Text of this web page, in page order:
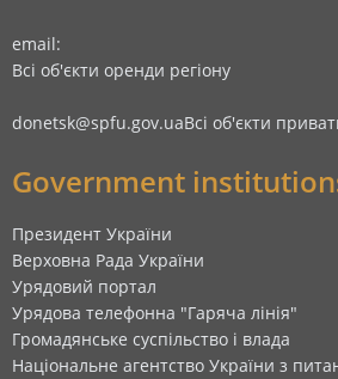
email:
Всі об'єкти оренди регіону
donetsk@spfu.gov.uaВсі об'єкти
Government
Президент України
Верховна Рада України
Урядовий портал
Урядова телефонна "Гаряча лінія"
Громадянське суспільство і влада
Національне агентство України з